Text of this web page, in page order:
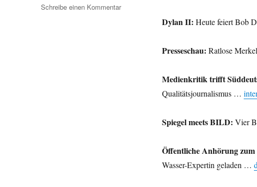
Dylan II: Heute feiert Bob
Presseschau: Ratlose
Medienkritik trifft
Qualitätsjournalismus …
Spiegel meets BILD: Vier
Öffentliche Anhörung
Wasser-Expertin geladen …
Schreibe einen Kommentarzu